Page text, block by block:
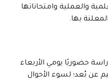
والعملية وامتحاناتها
بها.
حضوريًا يومي الأربعاء
عن بُعد؛ لسوء الأحوال